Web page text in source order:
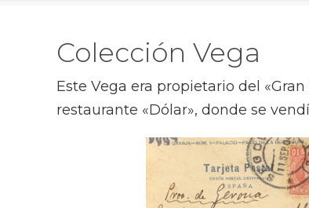
Colección Vega
Este Vega era propietario del
restaurante «Dólar», donde se